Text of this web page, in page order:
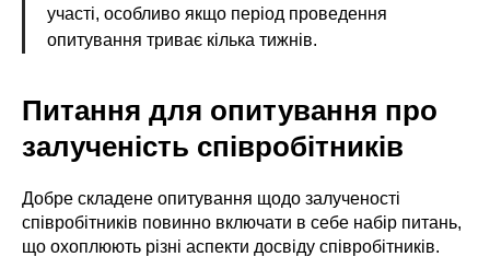
участі, особливо якщо період проведення
опитування триває кілька тижнів.
Питання для опитування про
залученість співробітників
Добре складене опитування щодо залученості
співробітників повинно включати в себе набір питань,
що охоплюють різні аспекти досвіду співробітників.